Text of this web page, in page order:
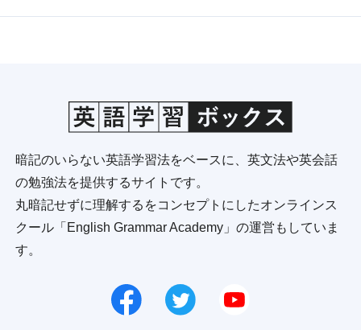
暗記のいらない英語学習法をベースに、英文法や英会話
の勉強法を提供するサイトです。
丸暗記せずに理解するをコンセプトにしたオンラインス
クール「English Grammar Academy」の運営もしていま
す。